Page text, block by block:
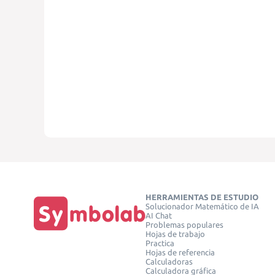
HERRAMIENTAS DE ESTUDIO
Solucionador Matemático de IA
AI Chat
Problemas populares
Hojas de trabajo
Practica
Hojas de referencia
Calculadoras
Calculadora gráfica